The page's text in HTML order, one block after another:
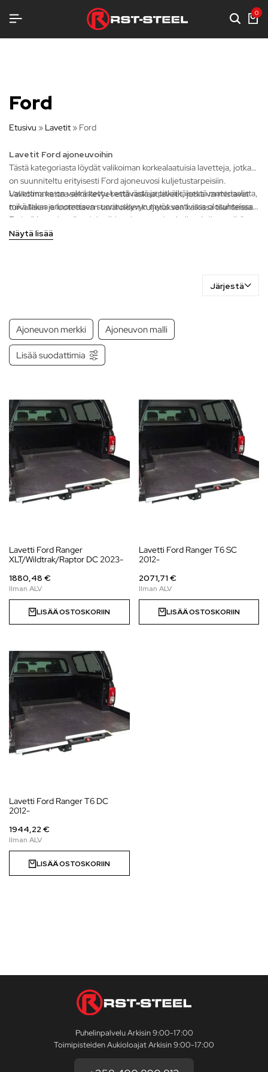
VARUSTELUA
VARUSTELUA
VARUSTELUA 0
Ford
Etusivu » Lavetit » Ford
Lavetit Ford ajoneuvoihin
Tästä kategoriasta löydät valikoiman korkealaatuisia lavetteja, jotka
on suunniteltu erityisesti Ford ajoneuvosi kuljetustarpeisiin.
Valikoima kattaa sekä kevyet että raskaat lavetit, jotka varmistavat
turvallisen ja luotettavan tavaroiden kuljetuksen kaikissa tilanteissa.
Lavettimme on valmistettu kestävästä ja pitkäikäisestä materiaalista,
mikä takaa erinomaisen suorituskyvyn myös vaativissa olosuhteissa.
Etsitpä lavettia työprojekteihin tai vapaa-ajan kuljetuksiin, meiltä
löydät täydellisen ratkaisun Ford ajoneuvollesi.
Näytä lisää
Järjestä
Ajoneuvon merkki Ajoneuvon malli
Lisää suodattimia
Lavetti Ford Ranger
XLT/Wildtrak/Raptor DC 2023-
1880,48 €
LISÄÄ OSTOSKORIIN
Lavetti Ford Ranger T6 SC
2012-
2071,71 €
LISÄÄ OSTOSKORIIN
Lavetti Ford Ranger T6 DC
2012-
1944,22 €
LISÄÄ OSTOSKORIIN
Puhelinpalvelu Arkisin 9:00-17:00
Toimipisteiden Aukioloajat Arkisin 9:00-17:00